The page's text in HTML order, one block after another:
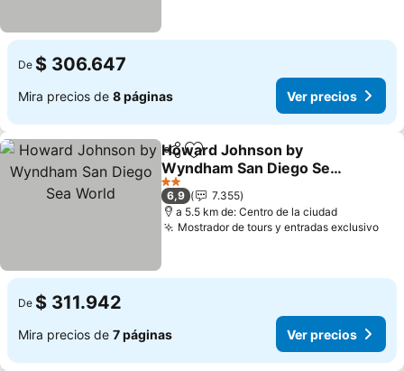
De $ 306.647
Mira precios de 8 páginas Ver precios
CompartirAgregar a favoritos
Howard Johnson by
Wyndham San Diego Sea
World
Ver precios
2 Estrellas
6,9
7.355
a 5.5 km de: Centro de la ciudad
Mostrador de tours y entradas exclusivo
De $ 311.942
Mira precios de 7 páginas Ver precios